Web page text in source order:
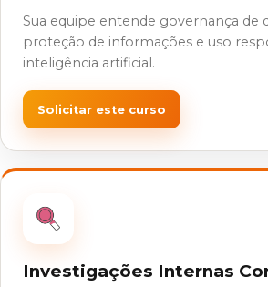
Sua equipe entende governança de
proteção de informações e uso
inteligência artificial.
Solicitar este curso
Investigações Internas